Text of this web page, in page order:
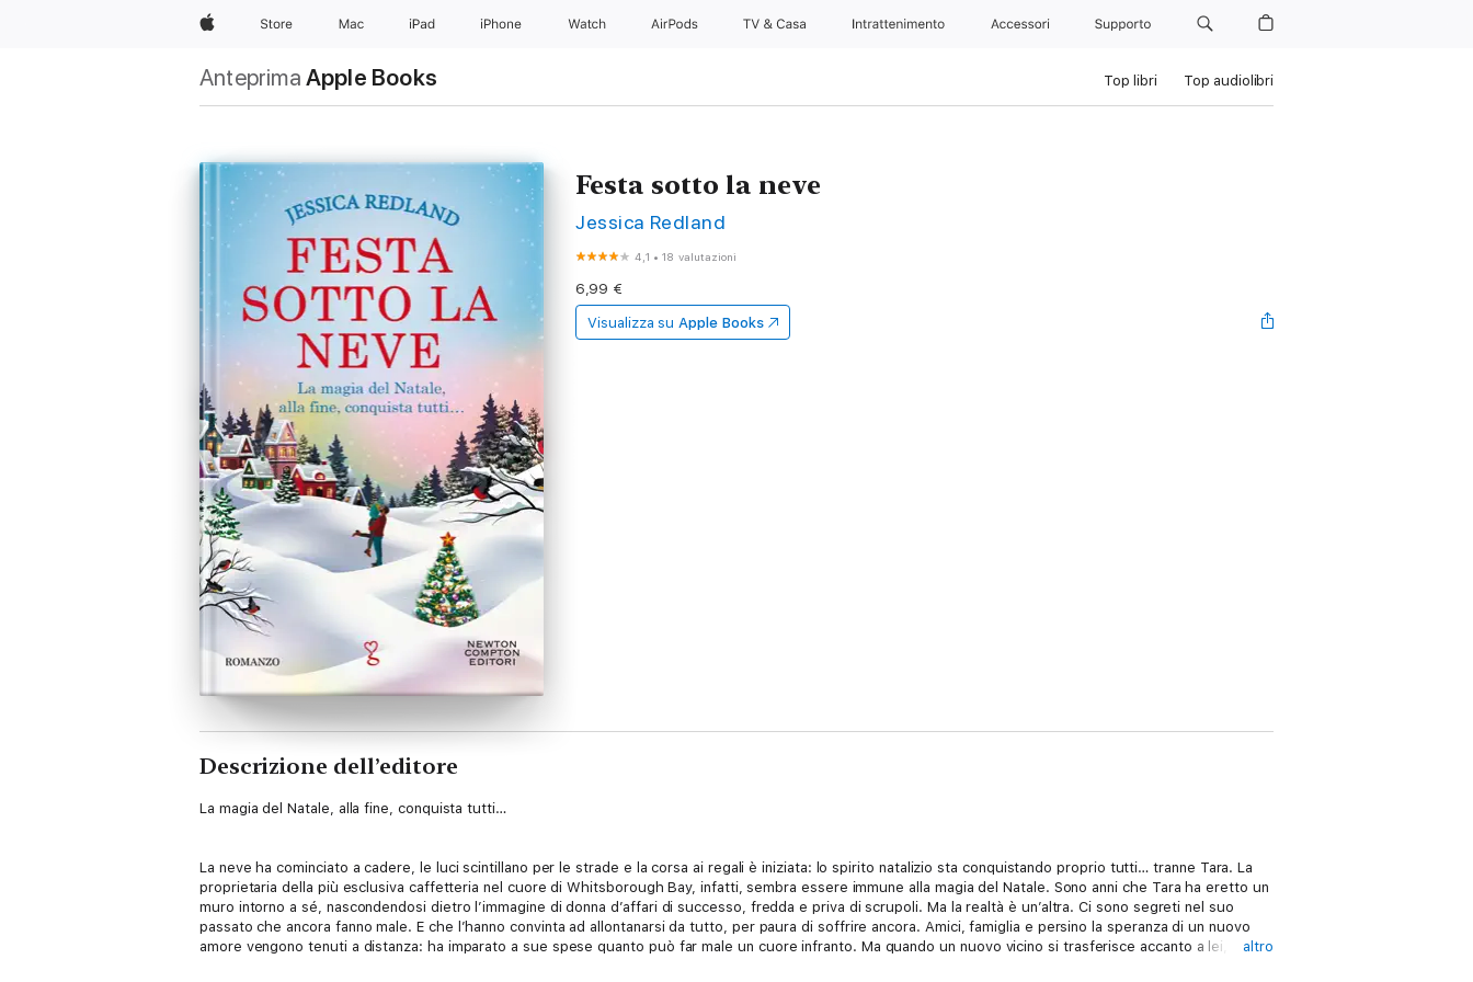
AppleStore Mac iPad iPhone Watch AirPods TV & Casa Intrattenimento Accessori Supporto
Anteprima Apple Books Top libri Top audiolibri
Festa sotto la neve
Jessica Redland
4,1 •18 valutazioni
6,99 €
Visualizza su Apple Books
Descrizione dell’editore
La magia del Natale, alla fine, conquista tutti…
La neve ha cominciato a cadere, le luci scintillano per le strade e la corsa ai regali è iniziata: lo spirito natalizio sta conquistando proprio tutti… tranne Tara. La
proprietaria della più esclusiva caffetteria nel cuore di Whitsborough Bay, infatti, sembra essere immune alla magia del Natale. Sono anni che Tara ha eretto un
muro intorno a sé, nascondendosi dietro l’immagine di donna d’affari di successo, fredda e priva di scrupoli. Ma la realtà è un’altra. Ci sono segreti nel suo
passato che ancora fanno male. E che l’hanno convinta ad allontanarsi da tutto, per paura di soffrire ancora. Amici, famiglia e persino la speranza di un nuovo
amore vengono tenuti a distanza: ha imparato a sue spese quanto può far male un cuore infranto. Ma quando un nuovo vicino si trasferisce accanto a lei,
altro